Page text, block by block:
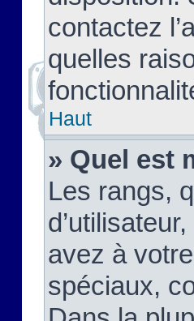
contactez
quelles
Haut
» Quel est
Les rangs,
avez à
spéciaux,